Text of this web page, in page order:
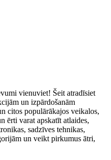
vienuviet! Šeit atradīsiet
un izpārdošanām
populārākajos veikalos,
ērti varat apskatīt atlaides,
sadzīves tehnikas,
un veikt pirkumus ātri,